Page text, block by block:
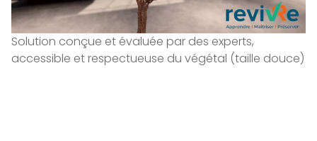
Solution conçue et évaluée par des experts,
accessible et respectueuse du végétal (taille douce)